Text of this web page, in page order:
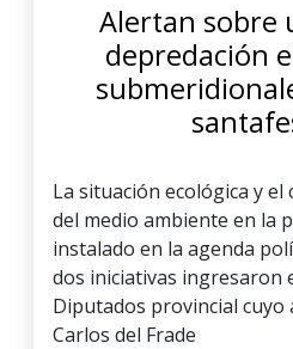
Alertan sobre
depredación
La situación ecológica y
del medio ambiente en la
instalado en la agenda
dos iniciativas ingresaron
Diputados provincial
Carlos del Frade